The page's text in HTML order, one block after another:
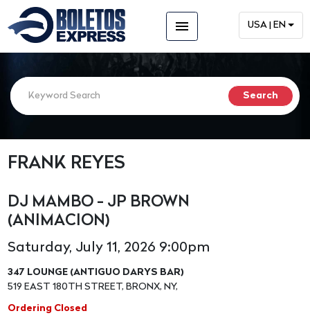
menu USA | EN
FRANK REYES
DJ MAMBO - JP BROWN
(ANIMACION)
Saturday, July 11, 2026 9:00pm
347 LOUNGE (ANTIGUO DARYS BAR)
519 EAST 180TH STREET, BRONX, NY,
Ordering Closed